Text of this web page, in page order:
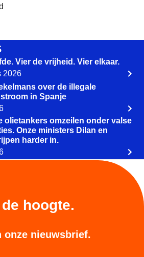
Vier de vrijheid. Vier elkaar.
2026
over de illegale
in Spanje
olietankers omzeilen onder valse
Onze ministers Dilan en
harder in.
hoogte.
onze nieuwsbrief.